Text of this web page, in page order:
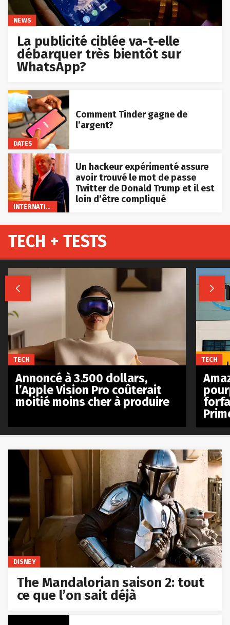
NEWS
La publicité ciblée va-t-elle
débarquer très bientôt sur
WhatsApp?
DATES
Comment Tinder gagne de
l’argent?
INTERNATIONAL
Un hackeur expérimenté assure
avoir trouvé le mot de passe
Twitter de Donald Trump et il est
loin d’être compliqué
DISNEY
The Mandalorian saison 2: tout
ce que l’on sait déjà
TECH + TESTS
 
TECH
Annoncé à 3.500 dollars,
l’Apple Vision Pro coûterait
moitié moins cher à produire
TECH